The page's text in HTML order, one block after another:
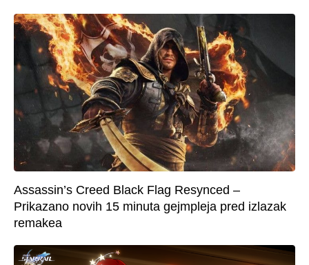
Assassin’s Creed Black Flag Resynced –
Prikazano novih 15 minuta gejmpleja pred izlazak
remakea